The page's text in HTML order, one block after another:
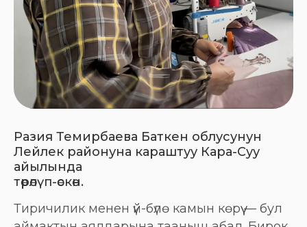
Разия Темирбаева Баткен облусунун
Лейлек районуна караштуу Кара-Суу
айылында
төрөлүп-өскөн.
Тиричилик менен үй-бүлө камын көрүү — бул